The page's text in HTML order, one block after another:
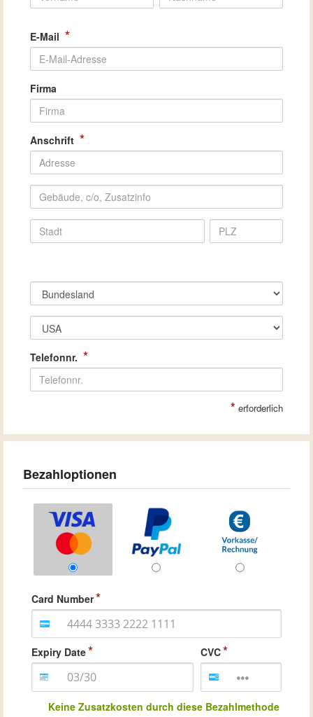
E-Mail *
Firma
Anschrift *
Telefonnr. *
* erforderlich
Bezahloptionen
Card Number
Expiry Date CVC
Keine Zusatzkosten durch diese Bezahlmethode